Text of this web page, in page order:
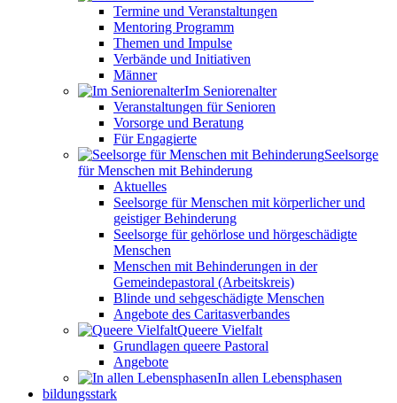
Termine und Veranstaltungen
Mentoring Programm
Themen und Impulse
Verbände und Initiativen
Männer
Im Seniorenalter
Veranstaltungen für Senioren
Vorsorge und Beratung
Für Engagierte
Seelsorge
für Menschen mit Behinderung
Aktuelles
Seelsorge für Menschen mit körperlicher und
geistiger Behinderung
Seelsorge für gehörlose und hörgeschädigte
Menschen
Menschen mit Behinderungen in der
Gemeindepastoral (Arbeitskreis)
Blinde und sehgeschädigte Menschen
Angebote des Caritasverbandes
Queere Vielfalt
Grundlagen queere Pastoral
Angebote
In allen Lebensphasen
bildungsstark